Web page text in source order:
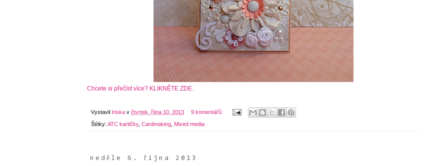
Chcete si přečíst více? KLIKNĚTE ZDE.
Vystavil Iriska v čtvrtek, října 10, 2013 9 komentářů:
Štítky: ATC kartičky, Cardmaking Mixed media
neděle 6. října 2013